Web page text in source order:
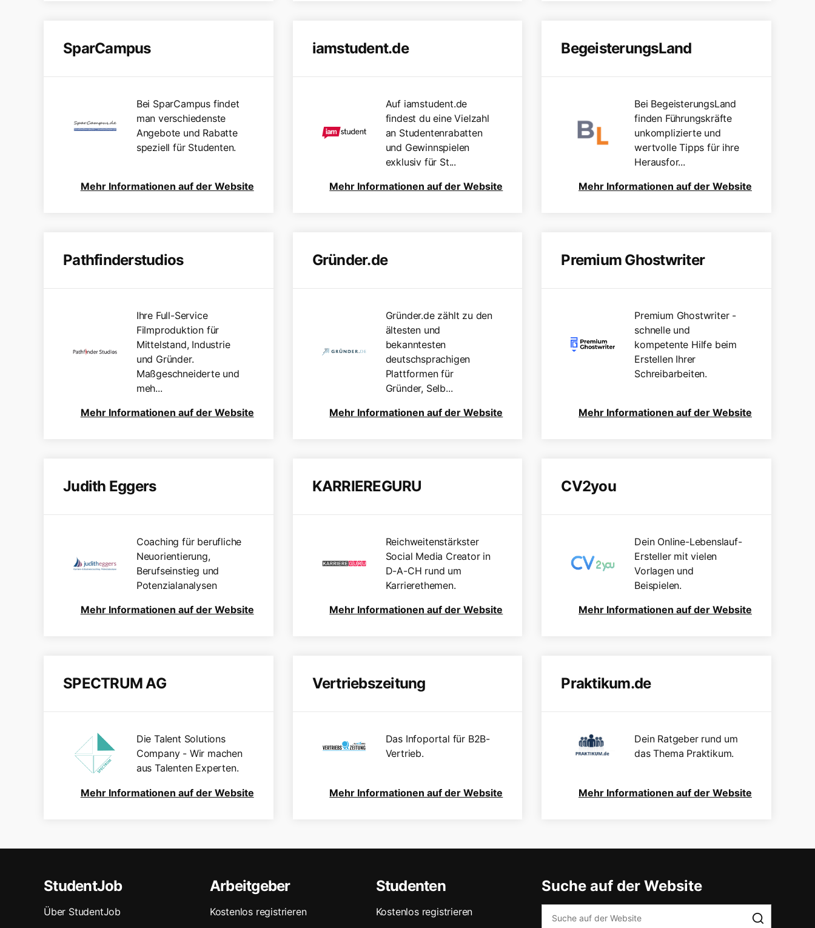
SparCampus
Bei SparCampus findet
man verschiedenste
Angebote und Rabatte
speziell für Studenten.
Mehr Informationen auf der Website
iamstudent.de
Auf iamstudent.de
findest du eine Vielzahl
an Studentenrabatten
und Gewinnspielen
exklusiv für St...
Mehr Informationen auf der Website
BegeisterungsLand
Bei BegeisterungsLand
finden Führungskräfte
unkomplizierte und
wertvolle Tipps für ihre
Herausfor...
Mehr Informationen auf der Website
Pathfinderstudios
Ihre Full-Service
Filmproduktion für
Mittelstand, Industrie
und Gründer.
Maßgeschneiderte und
meh...
Mehr Informationen auf der Website
Gründer.de
Gründer.de zählt zu den
ältesten und
bekanntesten
deutschsprachigen
Plattformen für
Gründer, Selb...
Mehr Informationen auf der Website
Premium Ghostwriter
Premium Ghostwriter -
schnelle und
kompetente Hilfe beim
Erstellen Ihrer
Schreibarbeiten.
Mehr Informationen auf der Website
Judith Eggers
Coaching für berufliche
Neuorientierung,
Berufseinstieg und
Potenzialanalysen
Mehr Informationen auf der Website
KARRIEREGURU
Reichweitenstärkster
Social Media Creator in
D-A-CH rund um
Karrierethemen.
Mehr Informationen auf der Website
CV2you
Dein Online-Lebenslauf-
Ersteller mit vielen
Vorlagen und
Beispielen.
Mehr Informationen auf der Website
SPECTRUM AG
Die Talent Solutions
Company - Wir machen
aus Talenten Experten.
Mehr Informationen auf der Website
Vertriebszeitung
Das Infoportal für B2B-
Vertrieb.
Mehr Informationen auf der Website
Praktikum.de
Dein Ratgeber rund um
das Thema Praktikum.
Mehr Informationen auf der Website
StudentJob
Über StudentJob
Arbeitgeber
Kostenlos registrieren
Studenten
Kostenlos registrieren
Suche auf der Website